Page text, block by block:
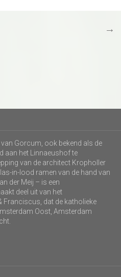
→
Gorcum, ook bekend als de
aan het Linnaeushof te
van de architect Kropholler
in-lood ramen van de hand van
der Meij – is een
deel uit van het
Franciscus, dat de katholieke
Oost, Amsterdam